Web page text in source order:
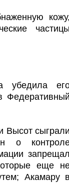
убедила
Высот
о
еще
Акамару